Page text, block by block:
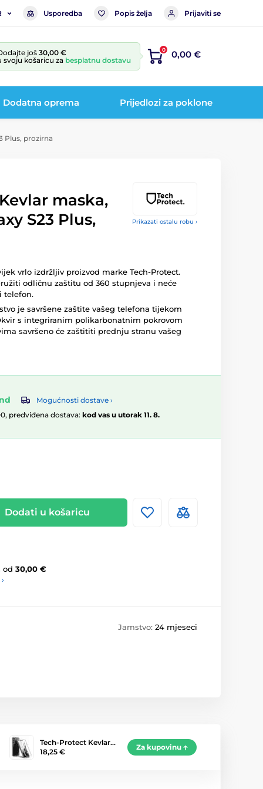
Usporedba Popis želja Prijaviti se
još30,00 €
svoju košaricu za besplatnu dostavu
0 0,00 €
Dodatna oprema Prijedlozi za poklone
Plus, prozirna
Prikazati ostalu robu ›
maska,
S23 Plus,
vrlo izdržljiv proizvod marke Tech-Protect.
odličnu zaštitu od 360 stupnjeva i neće
telefon.
je savršene zaštite vašeg telefona tijekom
s integriranim polikarbonatnim pokrovom
savršeno će zaštititi prednju stranu vašeg
Mogućnosti dostave ›
predviđena dostava: kod vas u utorak 11. 8.
Dodati u košaricu
od 30,00 €
Jamstvo: 24 mjeseci
Tech-Protect Kevlar…
18,25 €
Za kupovinu